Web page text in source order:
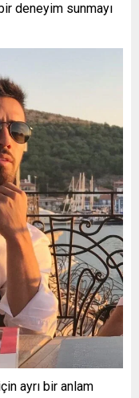
deneyim sunmayı
ayrı bir anlam